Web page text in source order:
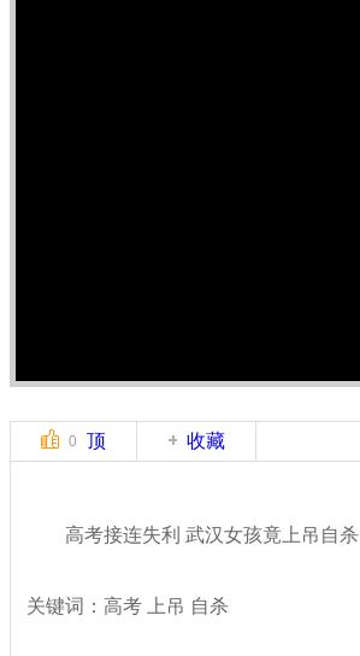
0 顶 收藏
高考接连失利 武汉女孩竟上吊自杀
关键词：高考 上吊 自杀